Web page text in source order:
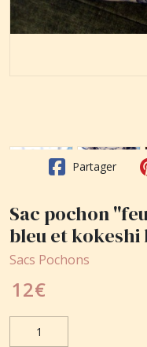
Partager
Sac pochon
bleu et kokeshi
Sacs Pochons
12€